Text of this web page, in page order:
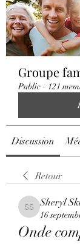
Groupe
Public · 121
Discussion
Retour
Sheryl Skutnik
Sheryl
16
Onde